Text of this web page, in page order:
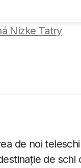
de noi
de schi